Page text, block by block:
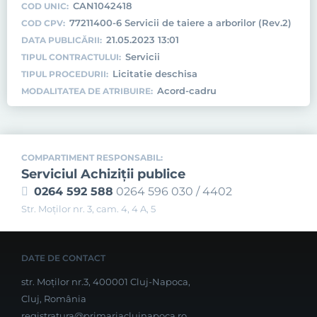
COD UNIC: CAN1042418
COD CPV: 77211400-6 Servicii de taiere a arborilor (Rev.2)
DATA PUBLICĂRII: 21.05.2023 13:01
TIPUL CONTRACTULUI: Servicii
TIPUL PROCEDURII: Licitatie deschisa
MODALITATEA DE ATRIBUIRE: Acord-cadru
COMPARTIMENT RESPONSABIL:
Serviciul Achiziţii publice
0264 592 588 0264 596 030 / 4402
Str. Moţilor nr. 3, cam. 4, 4 A, 5
DATE DE CONTACT
str. Moților nr.3, 400001 Cluj-Napoca,
Cluj, România